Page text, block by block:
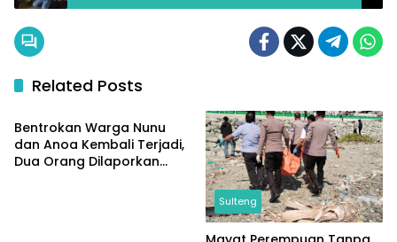
Related Posts
Sulteng
Bentrokan Warga Nunu
dan Anoa Kembali Terjadi,
Dua Orang Dilaporkan
Sulteng